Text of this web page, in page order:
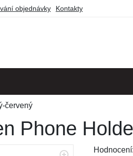
objednávky Kontakty
červený
Phone
Hodnocení: